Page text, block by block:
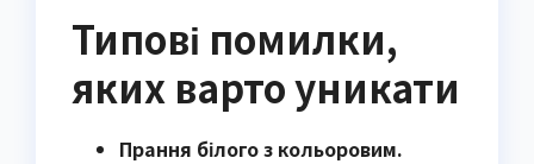
Типові помилки,
яких варто уникати
Прання білого з кольоровим.